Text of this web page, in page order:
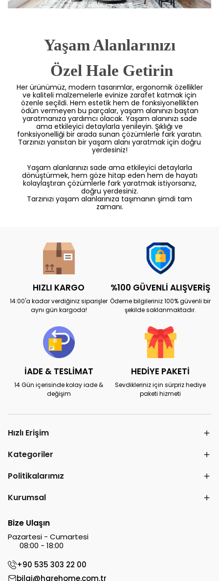
Yaşam Alanlarınızı
Özel Hale Getirin
Her ürünümüz, modern tasarımlar, ergonomik özellikler
ve kaliteli malzemelerle evinize zarafet katmak için
özenle seçildi. Hem estetik hem de fonksiyonellikten
ödün vermeyen bu parçalar, yaşam alanınızı baştan
yaratmanıza yardımcı olacak. Yaşam alanınızı sade
ama etkileyici detaylarla yenileyin. Şıklığı ve
fonksiyonelliği bir arada sunan çözümlerle fark yaratın.
Tarzınızı yansıtan bir yaşam alanı yaratmak için doğru
yerdesiniz!
Yaşam alanlarınızı sade ama etkileyici detaylarla
dönüştürmek, hem göze hitap eden hem de hayatı
kolaylaştıran çözümlerle fark yaratmak istiyorsanız,
doğru yerdesiniz.
Tarzınızı yaşam alanlarınıza taşımanın şimdi tam
zamanı.
HIZLI KARGO
14:00'a kadar verdiğiniz siparişler
aynı gün kargoda!
%100 GÜVENLİ ALIŞVERİŞ
Ödeme bilgileriniz 100% güvenli bir
şekilde saklanmaktadır.
İADE & TESLİMAT
14 Gün içerisinde kolay iade &
değişim
HEDİYE PAKETİ
Sevdikleriniz için sürpriz hediye
paketi hizmeti
Hızlı Erişim
Kategoriler
Politikalarımız
Kurumsal
Bize Ulaşın
Pazartesi - Cumartesi
08:00 - 18:00
+90 535 303 22 00
bilgi@harehome.com.tr